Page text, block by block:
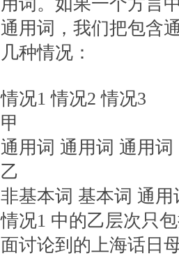
通用词，我们把包含
几种情况：
情况1 情况2 情况3
甲
通用词 通用词 通用词
乙
非基本词 基本词 通用
情况1 中的乙层次只
面讨论到的上海话日